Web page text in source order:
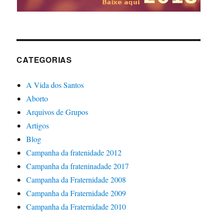
CATEGORIAS
A Vida dos Santos
Aborto
Arquivos de Grupos
Artigos
Blog
Campanha da fratenidade 2012
Campanha da frateninadade 2017
Campanha da Fraternidade 2008
Campanha da Fraternidade 2009
Campanha da Fraternidade 2010